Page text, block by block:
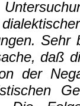
Sehr
daß
der